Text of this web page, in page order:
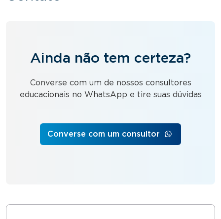
Ainda não tem certeza?
Converse com um de nossos consultores
educacionais no WhatsApp e tire suas dúvidas
Converse com um consultor